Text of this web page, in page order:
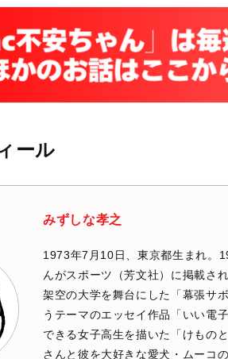
ール
みずしな孝之
1973年7月10日、東京都生まれ。
んがスポーツ（芳文社）に掲載さ
架空の大学を舞台にした「幕張サ
うテーマのエッセイ作品「いい電
できる女子高生を描いた「けもの
さんと彼を大好きな愛犬・ムーコ